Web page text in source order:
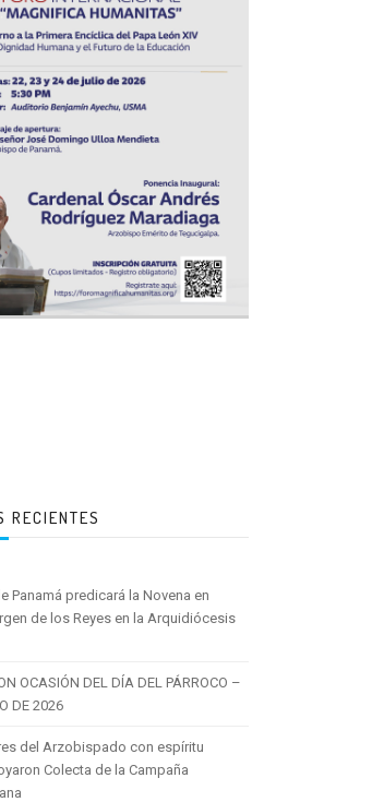
RECIENTES
Panamá predicará la Novena en
de los Reyes en la Arquidiócesis
OCASIÓN DEL DÍA DEL PÁRROCO –
DE 2026
del Arzobispado con espíritu
Colecta de la Campaña